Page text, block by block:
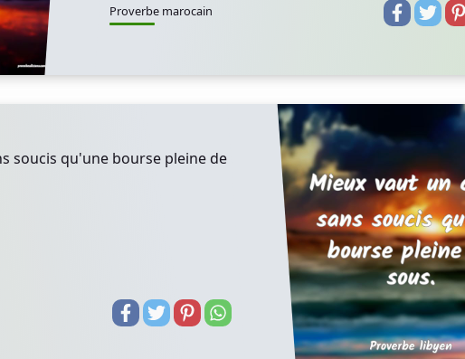
Proverbe marocain
soucis qu'une bourse pleine de